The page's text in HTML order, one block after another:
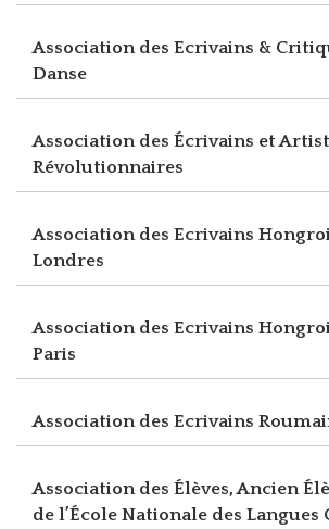
Association des Ecrivains &
Danse
Association des Écrivains et
Révolutionnaires
Association des Ecrivains
Londres
Association des Ecrivains
Paris
Association des Ecrivains
Association des Élèves, Ancien
de l’École Nationale des Langues